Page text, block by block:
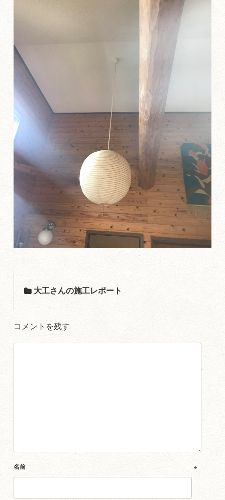
大工さんの施工レポート
コメントを残す
名前 *